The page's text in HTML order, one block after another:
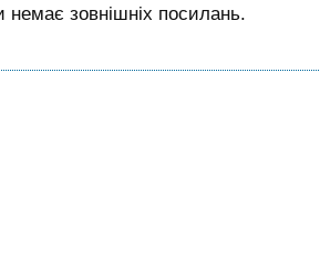
немає зовнішніх посилань.